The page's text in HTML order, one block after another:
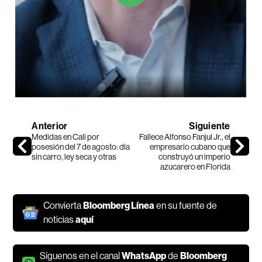
Anterior
Medidas en Cali por
posesión del 7 de agosto: día
sin carro, ley seca y otras
Siguiente
Fallece Alfonso Fanjul Jr., el
empresario cubano que
construyó un imperio
azucarero en Florida
ConviertaBloomberg Líneaen su fuente de
noticiasaquí
Síguenos en el canalWhatsAppdeBloomberg